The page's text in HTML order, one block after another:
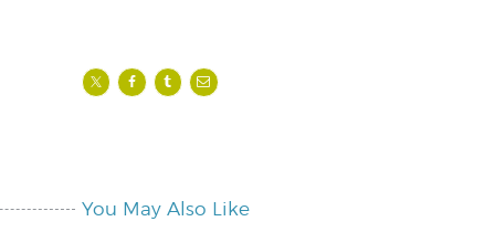
You May Also Like